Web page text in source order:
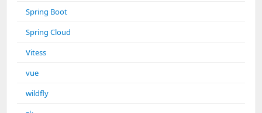
Spring Boot
Spring Cloud
Vitess
vue
wildfly